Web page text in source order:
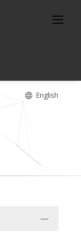
English